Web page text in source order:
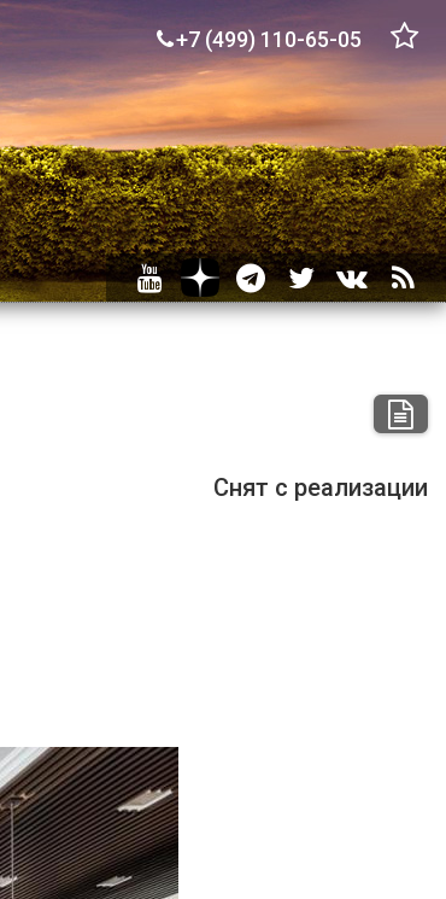
+7 (499) 110-65-05
Снят с реализации